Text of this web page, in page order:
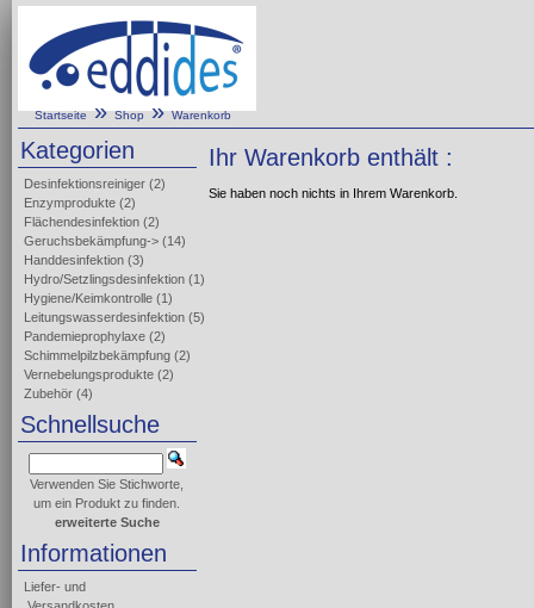
Startseite»Shop»Warenkorb
Ihr Warenkorb enthält :
Sie haben noch nichts in Ihrem Warenkorb.
Kategorien
Desinfektionsreiniger (2)
Enzymprodukte (2)
Flächendesinfektion (2)
Geruchsbekämpfung-> (14)
Handdesinfektion (3)
Hydro/Setzlingsdesinfektion (1)
Hygiene/Keimkontrolle (1)
Leitungswasserdesinfektion (5)
Pandemieprophylaxe (2)
Schimmelpilzbekämpfung (2)
Vernebelungsprodukte (2)
Zubehör (4)
Schnellsuche
Verwenden Sie Stichworte,
um ein Produkt zu finden.
erweiterte Suche
Informationen
Liefer- und